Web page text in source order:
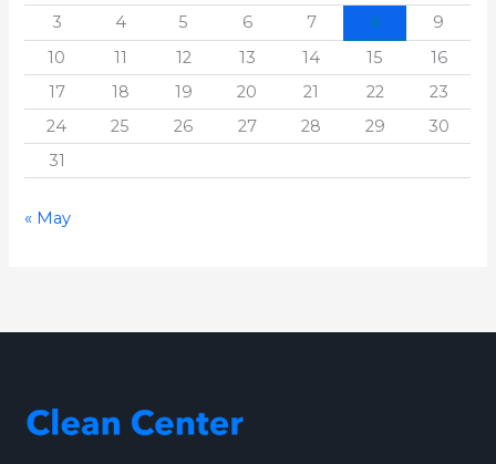
3
4 5 6 7 8
9
10
11 12 13 14 15
16
17
18 19 20 21 22
23
24
25 26 27 28 29
30
31
« May